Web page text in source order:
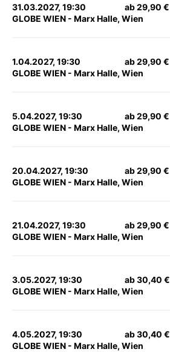
31.03.2027, 19:30
GLOBE WIEN - Marx Halle, Wien
ab 29,90 €
1.04.2027, 19:30
GLOBE WIEN - Marx Halle, Wien
ab 29,90 €
5.04.2027, 19:30
GLOBE WIEN - Marx Halle, Wien
ab 29,90 €
20.04.2027, 19:30
GLOBE WIEN - Marx Halle, Wien
ab 29,90 €
21.04.2027, 19:30
GLOBE WIEN - Marx Halle, Wien
ab 29,90 €
3.05.2027, 19:30
GLOBE WIEN - Marx Halle, Wien
ab 30,40 €
4.05.2027, 19:30
GLOBE WIEN - Marx Halle, Wien
ab 30,40 €